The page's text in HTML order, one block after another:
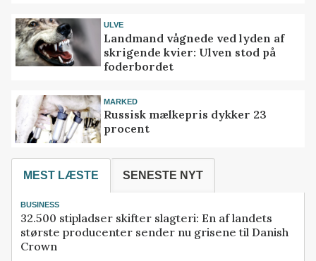
ULVE
Landmand vågnede ved lyden af
skrigende kvier: Ulven stod på
foderbordet
MARKED
Russisk mælkepris dykker 23
procent
MEST LÆSTE SENESTE NYT
BUSINESS
32.500 stipladser skifter slagteri: En af landets
største producenter sender nu grisene til Danish
Crown